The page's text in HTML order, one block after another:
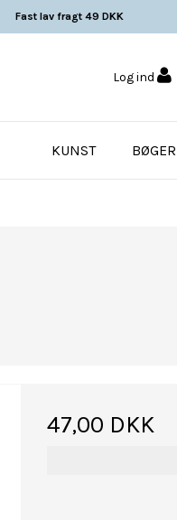
Fast lav fragt 49 DKK
Log ind
KUNST BØGER
47,00 DKK